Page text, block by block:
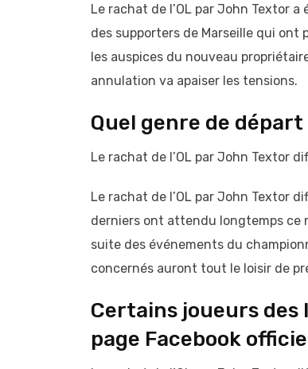
Le rachat de l’OL par John Textor
des supporters de Marseille qui ont
les auspices du nouveau
annulation va apaiser les tensions.
Quel genre de
Le rachat de l’OL par John Textor
Le rachat de l’OL par John Textor
derniers ont attendu longtemps ce
suite des événements du
concernés auront tout le loisir de
Certains joueurs
page Facebook